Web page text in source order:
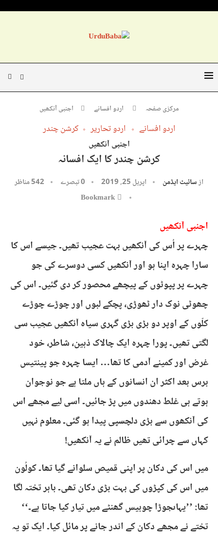
مرکزی صفحہ اردو افسانے اجنبی آنکھیں
اردو افسانے اردو تحاریر کرشن چندر
اجنبی آنکھیں
کرشن چندر کا ایک افسانہ
ازسائیٹ ایڈمن اپریل 25, 2019 0 تبصرے 542مناظر
Bookmark
اجنبی آنکھیں
چہرے پر اُس کی آنکھیں بہت عجیب تھیں۔ جیسے اس کا
سارا چہرہ اپنا ہو اور آنکھیں کسی دوسرے کی جو
چہرے پر پپوٹوں کے پیچھے محصور کر دی گئیں۔ اس کی
چھوٹی نوک دار ٹھوڑی، پچکے لبوں اور چوڑے چوڑے
کلّوں کے اوپر دو بڑی بڑی گہری سیاہ آنکھیں عجیب سی
لگتی تھیں۔ پورا چہرہ ایک چالاک ذہین، شاطر، خود
غرض اور کمینے آدمی کا تھا… ایسا چہرہ جو پینتیس
برس بعد اکثر ان انسانوں کے ہاں ملتا ہے جو نوجوان
ہوتے ہی غلط دھندوں میں پڑ جائیں۔ اسی لیے مجھے اس
کی آنکھوں سے بڑی دلچسپی پیدا ہو گئی۔ معلوم نہیں
کہاں سے چرائی تھیں ظالم نے یہ آنکھیں!
میں اس کی دکان پر اپنی قمیص سلوانے گیا تھا۔ کولُون
میں اس کی کپڑوں کی بہت بڑی دکان تھی۔ باہر تختہ لگا
تھا: ’’یہاںجوڑا چوبیس گھنٹے میں تیار کیا جاتا ہے۔‘‘
تختے نے مجھے دکان کے اندر جانے پر مائل کیا۔ ایک تو یہ